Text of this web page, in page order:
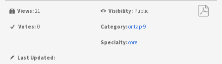
Views: 21 Visibility: Public
Votes: 0 Category:ontap-9
Specialty:core
Last Updated: